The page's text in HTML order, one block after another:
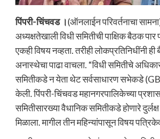
पिंपरी-चिंचवड ।(ऑनलाईन परिवर्तनाचा
अध्यक्षतेखाली विधी समितीची पाक्षिक बैठक
एकही विषय नव्हता. तरीही
अनास्थेचा पाढा वाचला. “विधी समितीचे
समितीकडे न येता थेट सर्वसाधारण सभेकडे
केली. पिंपरी-चिंचवड महानगरपालिकेच्या
समितीसारख्या वैधानिक समितीकडे होणारे
मिळाला. मागील तीन महिन्यांपासून विषय